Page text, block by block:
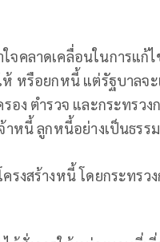
จคลาดเคลื่อนในการแก้
หรือยกหนี้ แต่รัฐบาลจะ
อง ตำรวจ และกระทรว
าหนี้ ลูกหนี้อย่างเป็นธร
รงสร้างหนี้ โดยกระทร